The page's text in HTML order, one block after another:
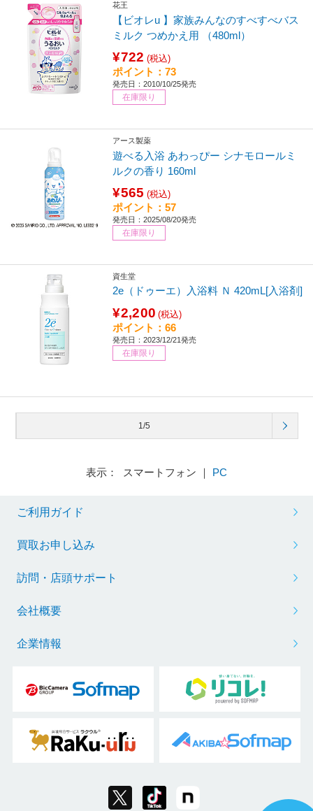
花王
【ビオレu 】家族みんなのすべすべバス
ミルク つめかえ用 （480ml）
¥722 (税込)
ポイント：73
発売日：2010/10/25発売
在庫限り
アース製薬
遊べる入浴 あわっぴー シナモロールミ
ルクの香り 160ml
¥565 (税込)
ポイント：57
発売日：2025/08/20発売
在庫限り
資生堂
2e（ドゥーエ）入浴料 Ｎ 420mL[入浴剤]
¥2,200 (税込)
ポイント：66
発売日：2023/12/21発売
在庫限り
1/5
表示： スマートフォン ｜ PC
ご利用ガイド
買取お申し込み
訪問・店頭サポート
会社概要
企業情報